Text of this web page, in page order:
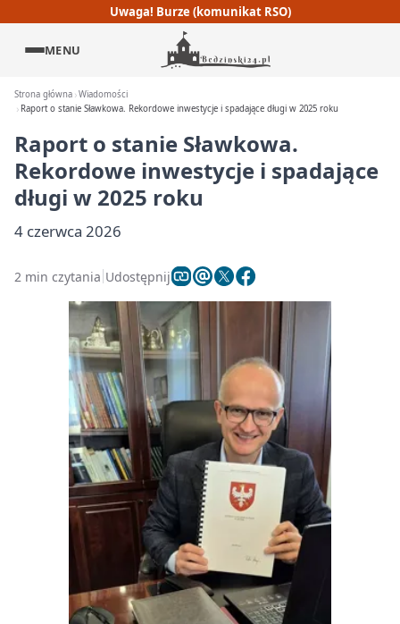
Uwaga! Burze (komunikat RSO)
MENU
Strona główna Wiadomości
Raport o stanie Sławkowa. Rekordowe inwestycje i spadające długi w 2025 roku
Raport o stanie Sławkowa.
Rekordowe inwestycje i spadające
długi w 2025 roku
4 czerwca 2026
2 min czytania Udostępnij